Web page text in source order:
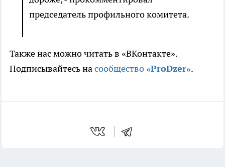
председатель профильного комитета.
Также нас можно читать в «ВКонтакте».
Подписывайтесь насообщество «ProDzer».